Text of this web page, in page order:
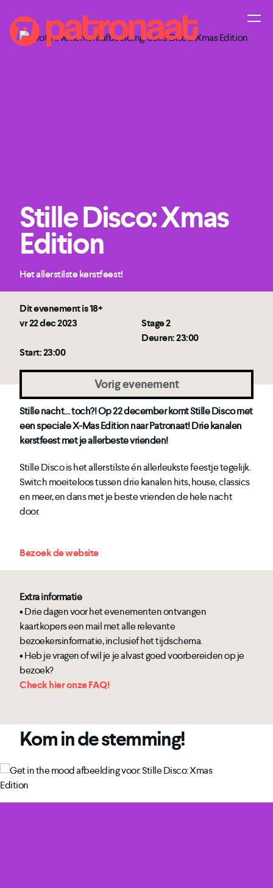
Stille Disco: Xmas
Edition
Het allerstilste kerstfeest!
Dit evenement is 18+
vr 22 dec 2023
Stage 2
Deuren: 23:00
Start: 23:00
Vorig evenement
Stille nacht… toch?! Op 22 december komt Stille Disco met
een speciale X-Mas Edition naar Patronaat! Drie kanalen
kerstfeest met je allerbeste vrienden!
Stille Disco is het allerstilste én allerleukste feestje tegelijk.
Switch moeiteloos tussen drie kanalen hits, house, classics
en meer, en dans met je beste vrienden de hele nacht
door.
Bezoek de website
Extra informatie
• Drie dagen voor het evenementen ontvangen
kaartkopers een mail met alle relevante
bezoekersinformatie, inclusief het tijdschema.
• Heb je vragen of wil je je alvast goed voorbereiden op je
bezoek?
Check hier onze FAQ!
Kom in de stemming!